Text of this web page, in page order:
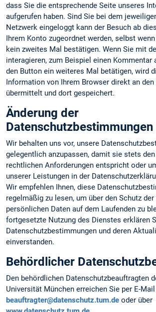
dass Sie die entsprechende Seite unseres
aufgerufen haben. Sind Sie bei dem
Netzwerk eingeloggt kann der Besuch ab
Ihrem Konto zugeordnet werden, selbst
kein zweites Mal bestätigen. Wenn Sie mit
interagieren, zum Beispiel einen Kommentar
den Button ein weiteres Mal betätigen, wird
Information von Ihrem Browser direkt an
übermittelt und dort gespeichert.
Änderung der
Datenschutzbestimmungen
Wir behalten uns vor, unsere
gelegentlich anzupassen, damit sie stets
rechtlichen Anforderungen entspricht oder
unserer Leistungen in der
Wir empfehlen Ihnen, diese
regelmäßig zu lesen, um über den Schutz
persönlichen Daten auf dem Laufenden zu
fortgesetzte Nutzung des Dienstes erklären
Datenschutzbestimmungen und deren
einverstanden.
Behördlicher
Den behördlichen Datenschutzbeauftragten
Universität München erreichen Sie per E-Mail
beauftragter@datenschutz.tum.de oder über